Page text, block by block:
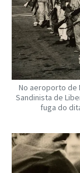
No aeroporto de
Sandinista de
fuga do